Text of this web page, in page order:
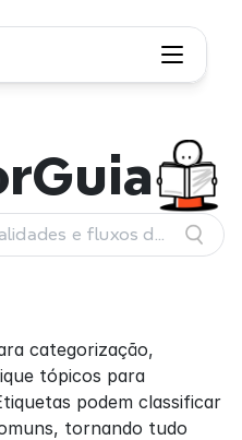
categorização,
tópicos para
podem classificar
tornando tudo
Guia
e fluxos de